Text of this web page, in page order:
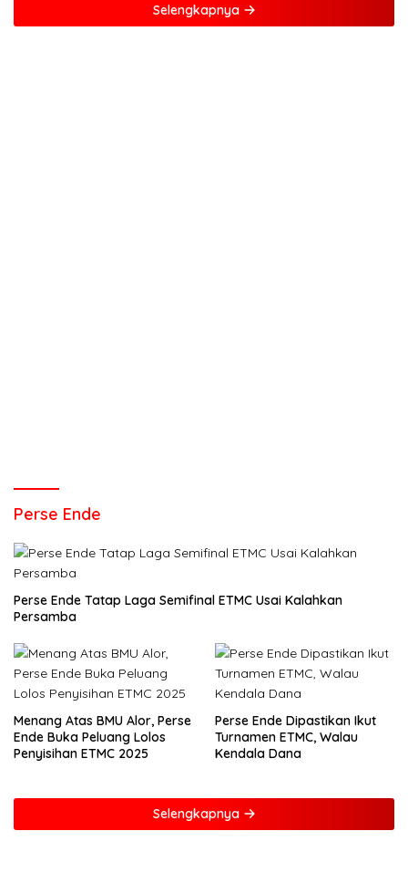
Selengkapnya
Perse Ende
Perse Ende Tatap Laga Semifinal ETMC Usai Kalahkan
Persamba
Menang Atas BMU Alor, Perse
Ende Buka Peluang Lolos
Penyisihan ETMC 2025
Perse Ende Dipastikan Ikut
Turnamen ETMC, Walau
Kendala Dana
Selengkapnya